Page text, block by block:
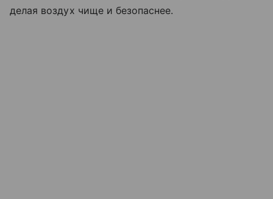
делая воздух чище и безопаснее.